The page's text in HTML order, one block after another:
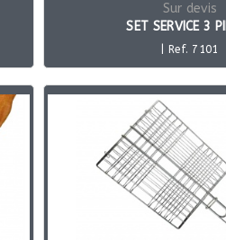
Sur devis
SET SERVICE 3
| Ref. 7101